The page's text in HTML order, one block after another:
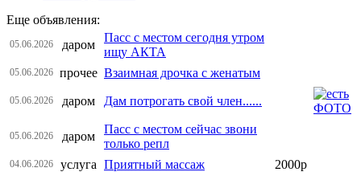
Еще объявления:
05.06.2026 даром
Пасс с местом сегодня утром
ищу АКТА
05.06.2026 прочее Взаимная дрочка с женатым
05.06.2026 даром Дам потрогать свой член......
05.06.2026 даром
Пасс с местом сейчас звони
только репл
04.06.2026 услуга Приятный массаж 2000р